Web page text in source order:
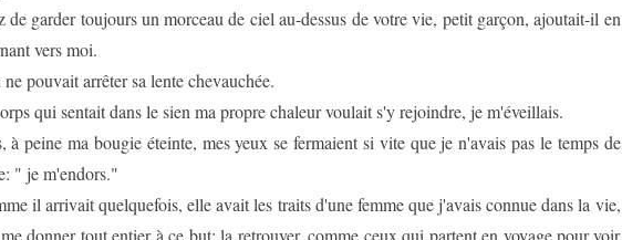
de garder toujours un morceau de ciel au-dessus de votre vie, petit garçon, ajoutait-il en
vers moi.
pouvait arrêter sa lente chevauchée.
qui sentait dans le sien ma propre chaleur voulait s'y rejoindre, je m'éveillais.
à peine ma bougie éteinte, mes yeux se fermaient si vite que je n'avais pas le temps de
" je m'endors."
il arrivait quelquefois, elle avait les traits d'une femme que j'avais connue dans la vie,
donner tout entier à ce but: la retrouver, comme ceux qui partent en voyage pour voir